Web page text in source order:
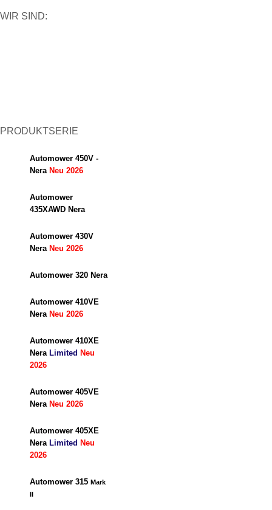
WIR SIND:
PRODUKTSERIE
Automower 450V -
Nera Neu 2026
Automower
435XAWD Nera
Automower 430V
Nera Neu 2026
Automower 320 Nera
Automower 410VE
Nera Neu 2026
Automower 410XE
Nera Limited Neu
2026
Automower 405VE
Nera Neu 2026
Automower 405XE
Nera Limited Neu
2026
Automower 315 Mark
II